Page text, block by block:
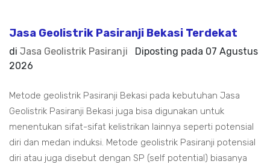
Jasa Geolistrik Pasiranji Bekasi Terdekat
di Jasa Geolistrik Pasiranji Diposting pada 07 Agustus
2026
Metode geolistrik Pasiranji Bekasi pada kebutuhan Jasa
Geolistrik Pasiranji Bekasi juga bisa digunakan untuk
menentukan sifat-sifat kelistrikan lainnya seperti potensial
diri dan medan induksi. Metode geolistrik Pasiranji potensial
diri atau juga disebut dengan SP (self potential) biasanya